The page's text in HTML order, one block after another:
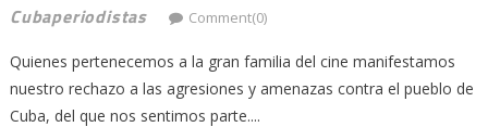
Cubaperiodistas
Comment(0)
Quienes pertenecemos a la gran familia del cine manifestamos
nuestro rechazo a las agresiones y amenazas contra el pueblo de
Cuba, del que nos sentimos parte....